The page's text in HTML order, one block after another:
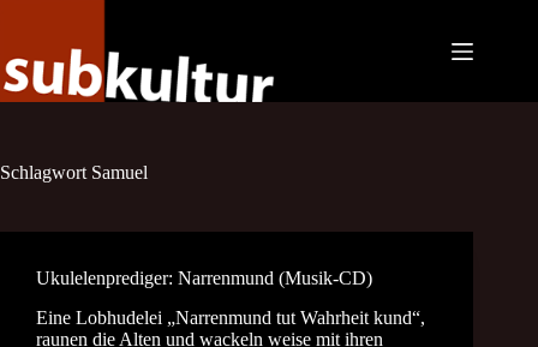
Schlagwort Samuel
Ukulelenprediger: Narrenmund (Musik-CD)
Eine Lobhudelei „Narrenmund tut Wahrheit kund“,
raunen die Alten und wackeln weise mit ihren